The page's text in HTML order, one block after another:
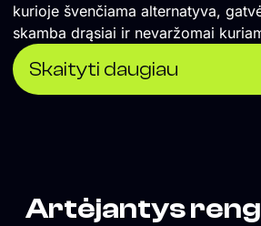
kurioje švenčiama alternatyva,
skamba drąsiai ir nevaržomai
koncertai ir vakarėliai. Čia renkasi
svečiai, savo vietą atranda įvairios
bendruomenės. UTOPIJA palaiko maištingą miesto
Skaityti daugiau
Artėjantys